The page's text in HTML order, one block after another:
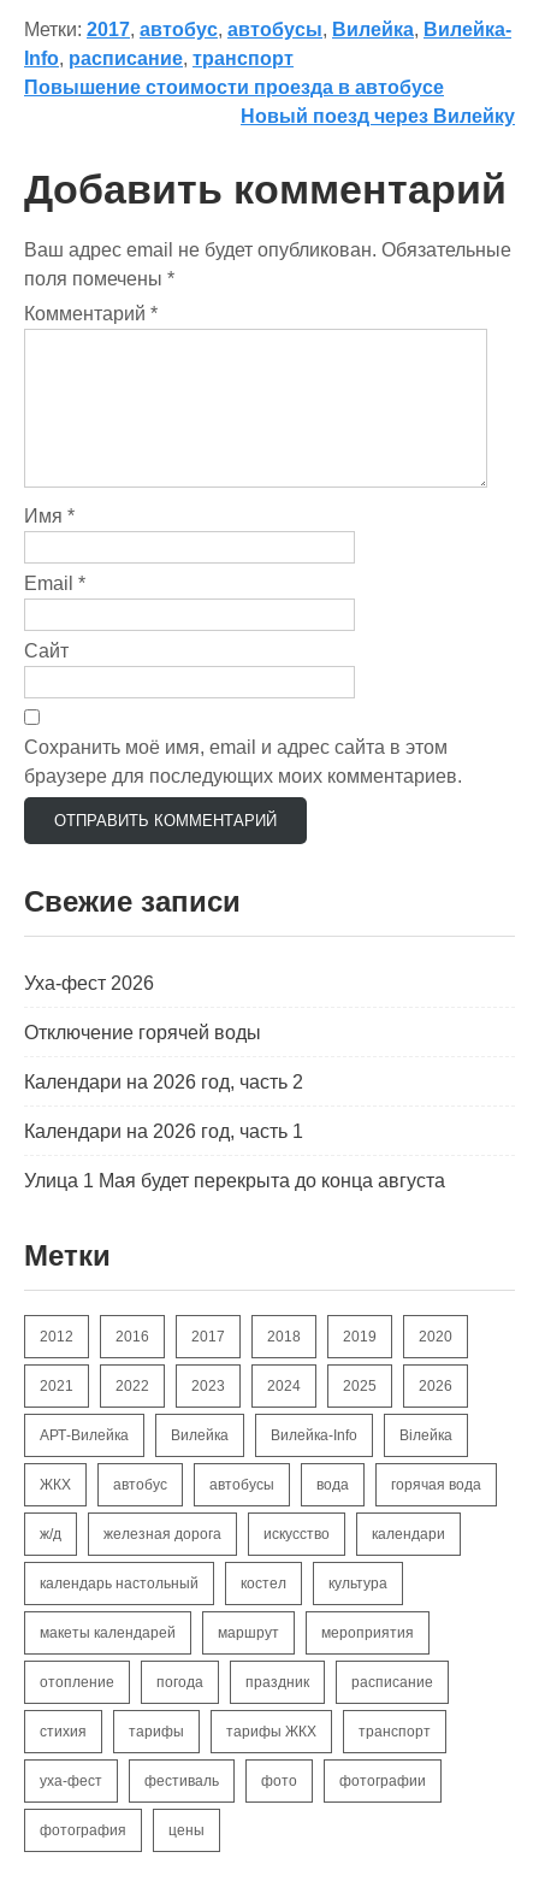
e
b
o
t
t
r
n
o
k
a
k
e
J
u
i
l
.
u
Метки: 2017, автобус, автобусы, Вилейка, Вилейка-
Info, расписание, транспорт
Навигация
записям
Повышение стоимости проезда в автобусе
Новый поезд через Вилейку
Добавить комментарий
Ваш адрес email не будет опубликован. Обязательные
поля помечены *
Комментарий *
Имя *
Email *
Сайт
Сохранить моё имя, email и адрес сайта в этом
браузере для последующих моих комментариев.
Свежие записи
Уха-фест 2026
Отключение горячей воды
Календари на 2026 год, часть 2
Календари на 2026 год, часть 1
Улица 1 Мая будет перекрыта до конца августа
Метки
2012 2016 2017 2018 2019 2020
2021 2022 2023 2024 2025 2026
АРТ-Вилейка Вилейка Вилейка-Info Вілейка
ЖКХ автобус автобусы вода горячая вода
ж/д железная дорога искусство календари
календарь настольный костел культура
макеты календарей маршрут мероприятия
отопление погода праздник расписание
стихия тарифы тарифы ЖКХ транспорт
уха-фест фестиваль фото фотографии
фотография цены